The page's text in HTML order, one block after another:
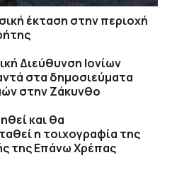
έκταση στην περιοχή
Διεύθυνση Ιονίων
στα δημοσιεύματα
στην Ζάκυνθο
και θα
η τοιχογραφία της
της Επάνω Χρέπας